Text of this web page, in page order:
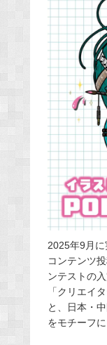
2025年9月に
コンテンツ
ンテストの
「クリエイ
と、日本・
をモチーフ